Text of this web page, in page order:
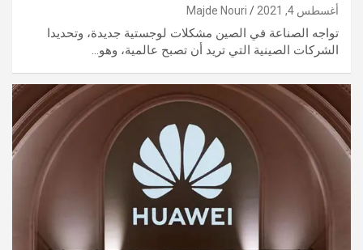
أغسطس 4, 2021 Majde Nouri
تواجه الصناعة في الصين مشكلات لوجستية جديدة، وتحديدا
الشركات الصينية التي تريد أن تصبح عالمية، وهو…